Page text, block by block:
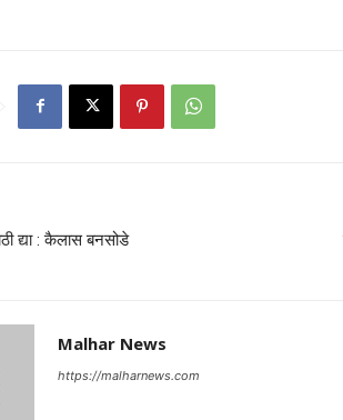
द्या : कैलास बनसोडे
Malhar News
https://malharnews.com